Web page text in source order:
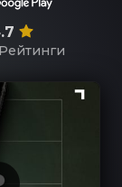
Рейтинги